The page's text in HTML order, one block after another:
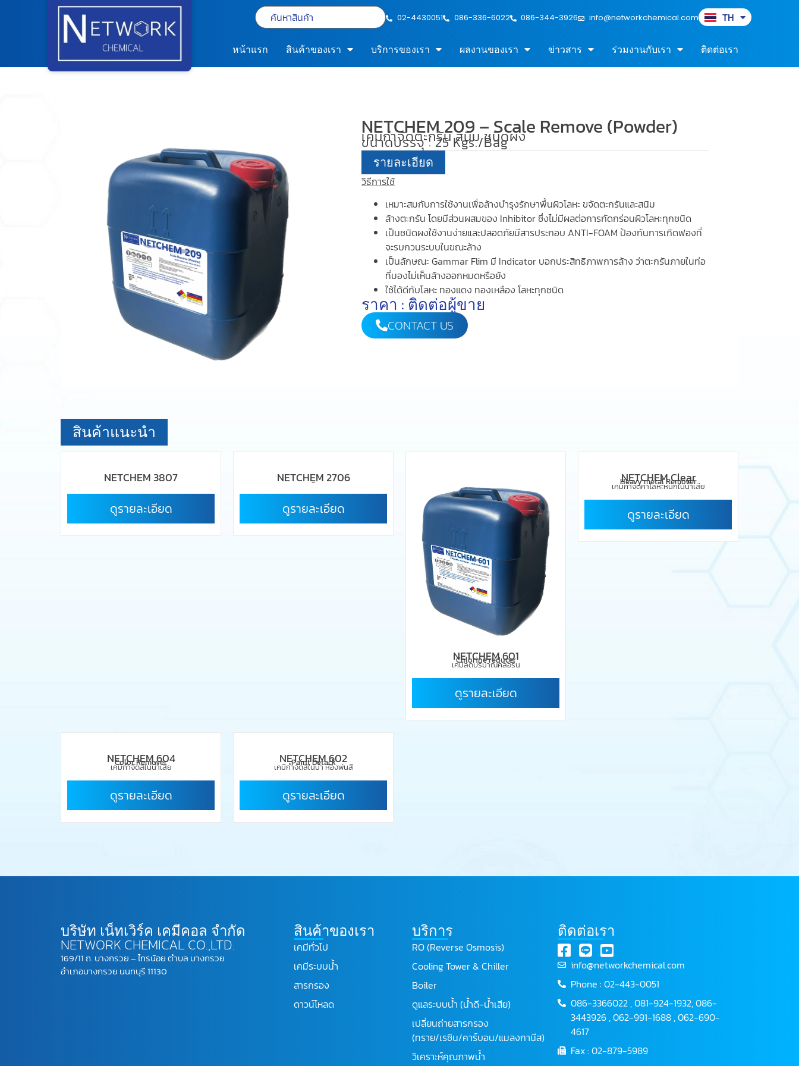
02-4430051 086-336-6022 086-344-3926 info@networkchemical.com TH
EN
หน้าแรก สินค้าของเรา บริการของเรา ผลงานของเรา ข่าวสาร ร่วมงานกับเรา ติดต่อเรา
NETCHEM 209 – Scale Remove (Powder)
เคมีกำจัดตะกรัน สนิม ชนิดผง
ขนาดบรรจุ : 25 Kgs./Bag
รายละเอียด
วิธีการใช้
เหมาะสมกับการใช้งานเพื่อล้างบำรุงรักษาพื้นผิวโลหะ ขจัดตะกรันและสนิม
ล้างตะกรัน โดยมีส่วนผสมของ Inhibitor ซึ่งไม่มีผลต่อการกัดกร่อนผิวโลหะทุกชนิด
เป็นชนิดผงใช้งานง่ายและปลอดภัยมีสารประกอบ ANTI-FOAM ป้องกันการเกิดฟองที่
จะรบกวนระบบในขณะล้าง
เป็นลักษณะ Gammar Flim มี Indicator บอกประสิทธิภาพการล้าง ว่าตะกรันภายในท่อ
ที่มองไม่เห็นล้างออกหมดหรือยัง
ใช้ได้ดีกับโลหะ ทองแดง ทองเหลือง โลหะทุกชนิด
ราคา : ติดต่อผู้ขาย
CONTACT US
สินค้าแนะนำ
NETCHEM 3807
ดูรายละเอียด
NETCHEM 2706
-
ดูรายละเอียด
NETCHEM 601
Chlorine reducer
เคมีลดปริมาณคลอรีน
ดูรายละเอียด
NETCHEM Clear
Heavy metal Remover
เคมีกำจัดค่าโลหะหนักในน้ำเสีย
ดูรายละเอียด
NETCHEM 604
Color Remover
เคมีกำจัดสีในน้ำเสีย
ดูรายละเอียด
NETCHEM 602
Paint Detack
เคมีกำจัดสีในน้ำ ห้องพ่นสี
ดูรายละเอียด
บริษัท เน็ทเวิร์ค เคมีคอล จำกัด
NETWORK CHEMICAL CO.,LTD.
169/11 ถ. บางกรวย – ไทรน้อย ตำบล บางกรวย
อำเภอบางกรวย นนทบุรี 11130
สินค้าของเรา
เคมีทั่วไป
เคมีระบบน้ำ
สารกรอง
ดาวน์โหลด
บริการ
RO (Reverse Osmosis)
Cooling Tower & Chiller
Boiler
ดูแลระบบน้ำ (น้ำดี-น้ำเสีย)
เปลี่ยนถ่ายสารกรอง
(ทราย/เรซิน/คาร์บอน/แมลงกานีส)
วิเคราะห์คุณภาพน้ำ
ติดต่อเรา
info@networkchemical.com
Phone : 02-443-0051
086-3366022 , 081-924-1932, 086-
3443926 , 062-991-1688 , 062-690-
4617
Fax : 02-879-5989